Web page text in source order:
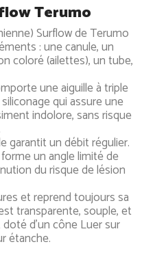
Terumo
Surflow de Terumo
: une canule, un
coloré (ailettes), un tube,
une aiguille à triple
qui assure une
indolore, sans risque
garantit un débit régulier.
un angle limité de
du risque de lésion
et reprend toujours sa
transparente, souple, et
d'un cône Luer sur
étanche.